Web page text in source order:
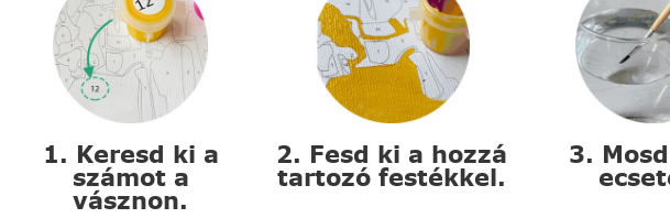
1. Keresd ki a
számot a
vásznon.
2. Fesd ki a hozzá
tartozó festékkel.
3.